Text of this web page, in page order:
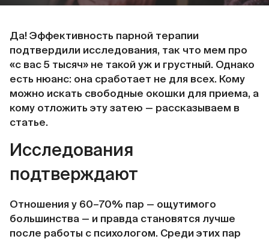
Да! Эффективность парной терапии
подтвердили исследования, так что мем про
«с вас 5 тысяч» не такой уж и грустный. Однако
есть нюанс: она сработает не для всех. Кому
можно искать свободные окошки для приема, а
кому отложить эту затею — рассказываем в
статье.
Исследования
подтверждают
Отношения у 60–70% пар — ощутимого
большинства — и правда становятся лучше
после работы с психологом. Среди этих пар